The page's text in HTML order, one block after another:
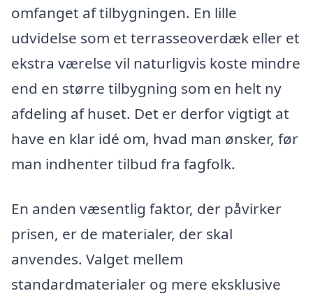
omfanget af tilbygningen. En lille
udvidelse som et terrasseoverdæk eller et
ekstra værelse vil naturligvis koste mindre
end en større tilbygning som en helt ny
afdeling af huset. Det er derfor vigtigt at
have en klar idé om, hvad man ønsker, før
man indhenter tilbud fra fagfolk.
En anden væsentlig faktor, der påvirker
prisen, er de materialer, der skal
anvendes. Valget mellem
standardmaterialer og mere eksklusive